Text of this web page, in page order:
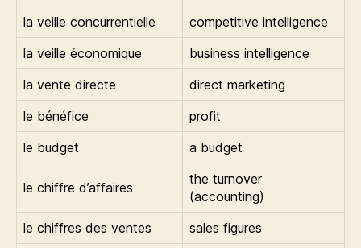
la veille concurrentielle
competitive intelligence
la veille économique
business intelligence
la vente directe
direct marketing
le bénéfice
profit
le budget
a budget
le chiffre d’affaires
the turnover
(accounting)
le chiffres des ventes
sales figures